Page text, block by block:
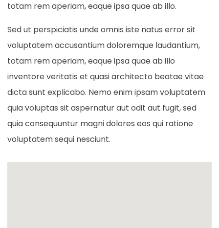
totam rem aperiam, eaque ipsa quae ab illo.
Sed ut perspiciatis unde omnis iste natus error sit
voluptatem accusantium doloremque laudantium,
totam rem aperiam, eaque ipsa quae ab illo
inventore veritatis et quasi architecto beatae vitae
dicta sunt explicabo. Nemo enim ipsam voluptatem
quia voluptas sit aspernatur aut odit aut fugit, sed
quia consequuntur magni dolores eos qui ratione
voluptatem sequi nesciunt.